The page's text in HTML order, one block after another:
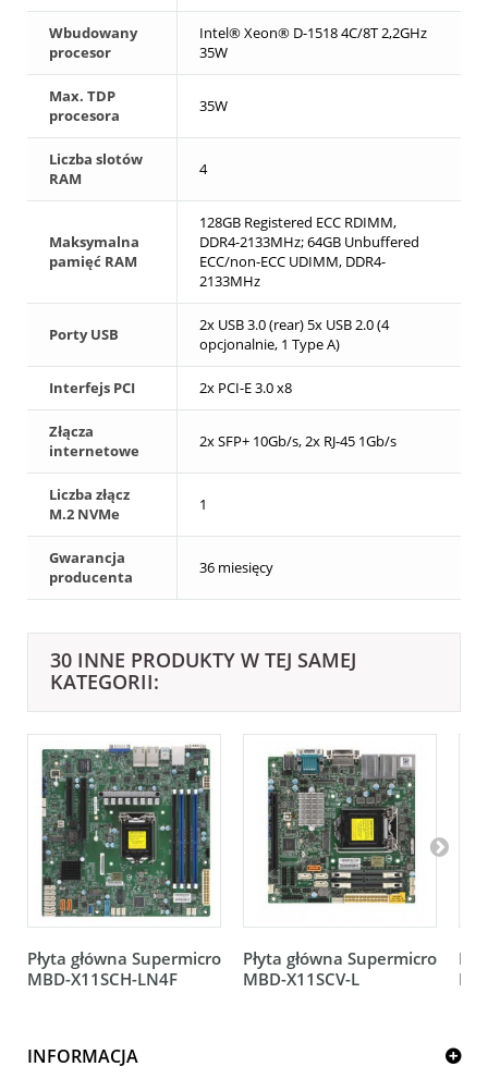
Wbudowany
procesor
Intel® Xeon® D-1518 4C/8T 2,2GHz
35W
Max. TDP
procesora
35W
Liczba slotów
RAM
4
Maksymalna
pamięć RAM
128GB Registered ECC RDIMM,
DDR4-2133MHz; 64GB Unbuffered
ECC/non-ECC UDIMM, DDR4-
2133MHz
Porty USB
2x USB 3.0 (rear) 5x USB 2.0 (4
opcjonalnie, 1 Type A)
Interfejs PCI 2x PCI-E 3.0 x8
Złącza
internetowe
2x SFP+ 10Gb/s, 2x RJ-45 1Gb/s
Liczba złącz
M.2 NVMe
1
Gwarancja
producenta
36 miesięcy
30 INNE PRODUKTY W TEJ SAMEJ
KATEGORII:
Płyta główna Supermicro
MBD-X11SCH-LN4F
Płyta główna Supermicro
MBD-X11SCV-L
INFORMACJA